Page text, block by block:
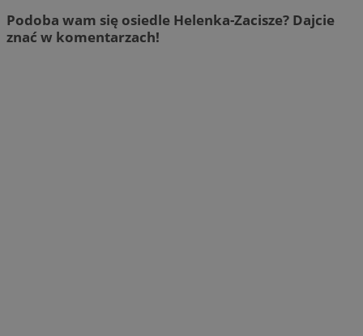
Podoba wam się osiedle Helenka-Zacisze? Dajcie
znać w komentarzach!